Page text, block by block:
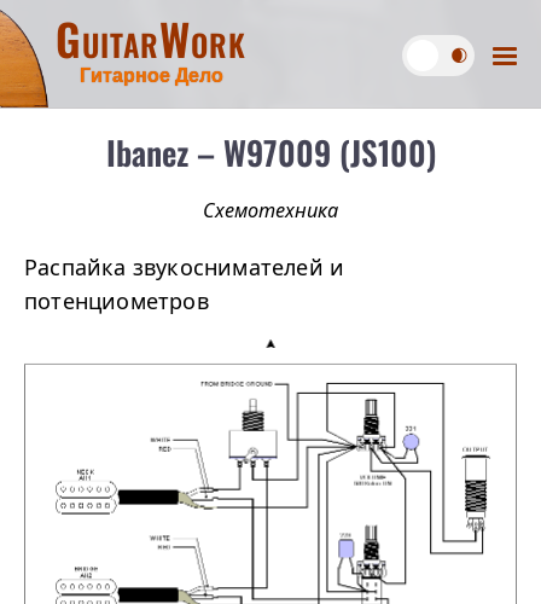
GuitarWork
Гитарное Дело
Ibanez – W97009 (JS100)
Схемотехника
Распайка звукоснимателей и
потенциометров